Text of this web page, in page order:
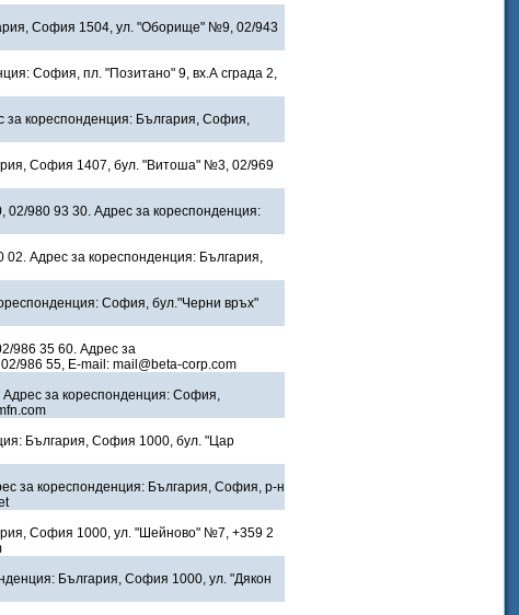
София 1504, ул. "Оборище" №9, 02/943
София, пл. "Позитано" 9, вх.А сграда 2,
кореспонденция: България, София,
София 1407, бул. "Витоша" №3, 02/969
980 93 30. Адрес за кореспонденция:
Адрес за кореспонденция: България,
София, бул."Черни връх"
986 35 60. Адрес за
986 55, E-mail: mail@beta-corp.com
за кореспонденция: София,
България, София 1000, бул. "Цар
за кореспонденция: България, София, р-н
София 1000, ул. "Шейново" №7, +359 2
България, София 1000, ул. "Дякон